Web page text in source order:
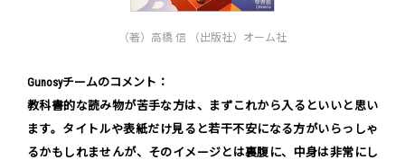
（著）高橋 信 （出版社）オーム社
Gunosyチームのコメント：
教科書的な読み物が苦手な方は、まずこれから入るといいと思い
ます。タイトルや表紙だけ見ると若干不安になる方がいらっしゃ
るかもしれませんが、そのイメージとは裏腹に、中身は非常にし